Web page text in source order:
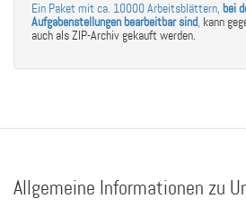
Ein Paket mit ca. 10000 Arbeitsblättern, bei
Aufgabenstellungen bearbeitbar sind, kann
auch als ZIP-Archiv gekauft werden.
Allgemeine Informationen zu